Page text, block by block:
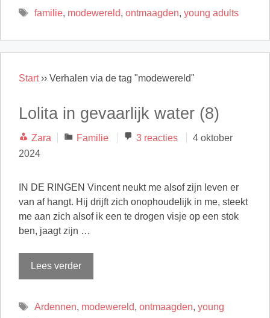
Tags
familie, modewereld, ontmaagden, young adults
Start›› Verhalen via de tag "modewereld"
Lolita in gevaarlijk water (8)
Zara Categorieën
Familie 3 reacties
4 oktober
2024
IN DE RINGEN Vincent neukt me alsof zijn leven er
van af hangt. Hij drijft zich onophoudelijk in me, steekt
me aan zich alsof ik een te drogen visje op een stok
ben, jaagt zijn …
Lees verder
Tags
Ardennen, modewereld, ontmaagden, young